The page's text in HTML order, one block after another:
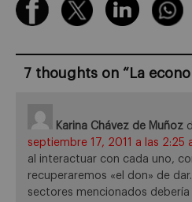
7 thoughts on “ La
Karina Chávez de Muñoz
septiembre 17, 2011 a las 2:25
al interactuar con cada uno,
recuperaremos «el don» de
sectores mencionados